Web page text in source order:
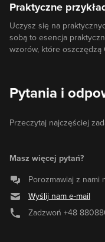
Praktyczne
Uczysz się na
sobą to esencja
wzorów, które oszczędzą
Pytania i
Przeczytaj najczęściej
Masz więcej pytań?
Porozmawiaj z nami
Wyślij nam e-mail
Zadzwoń +48